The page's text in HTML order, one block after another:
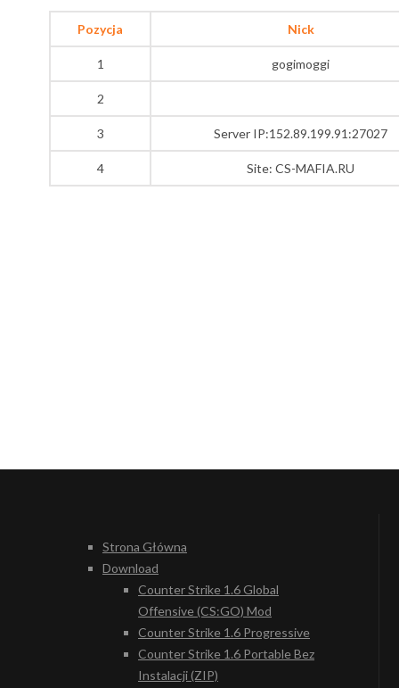
Pozycja Nick
1 gogimoggi
2
3 Server IP:152.89.199.91:27027
4 Site: CS-MAFIA.RU
Strona Główna
Download
Counter Strike 1.6 Global
Offensive (CS:GO) Mod
Counter Strike 1.6 Progressive
Counter Strike 1.6 Portable Bez
Instalacji (ZIP)